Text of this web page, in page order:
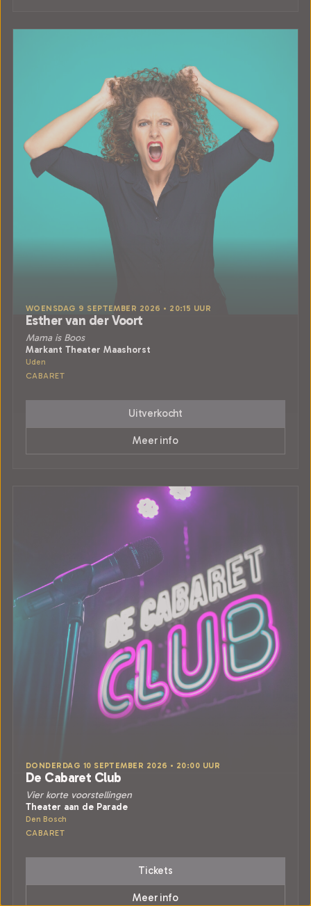
WOENSDAG 9 SEPTEMBER 2026 • 20:15 UUR
Esther van der Voort
Mama is Boos
Markant Theater Maashorst
Uden
CABARET
Uitverkocht
Meer info
DONDERDAG 10 SEPTEMBER 2026 • 20:00 UUR
De Cabaret Club
Vier korte voorstellingen
Theater aan de Parade
Den Bosch
CABARET
Tickets
Meer info